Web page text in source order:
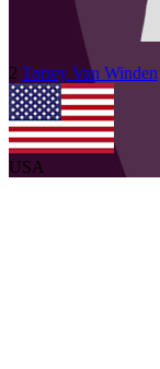
2 Torrey Van Winden
USA